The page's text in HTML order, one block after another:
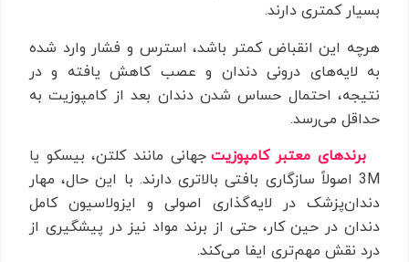
بسیار کمتری دارند.
هرچه این انقباض کمتر باشد، استرس و فشار وارد شده
به لایه‌های درونی دندان و عصب کاهش یافته و در
نتیجه، احتمال حساس شدن دندان بعد از کامپوزیت به
حداقل می‌رسد.
برندهای معتبر کامپوزیت جهانی مانند کلتن، بیسکو یا
3M اصولاً سازگاری بافتی بالاتری دارند. با این حال، مهار
دندان‌پزشک در لایه‌گذاری اصولی و ایزولاسیون کامل
دندان در حین کار، حتی از برند مواد نیز در پیشگیری از
درد نقش مهم‌تری ایفا می‌کند.